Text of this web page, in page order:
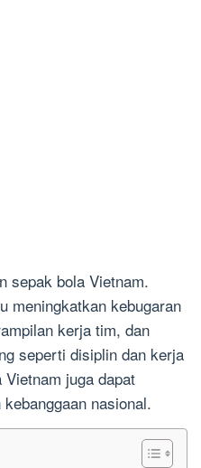
sepak bola Vietnam.
meningkatkan kebugaran
kerja tim, dan
seperti disiplin dan kerja
juga dapat
nasional.